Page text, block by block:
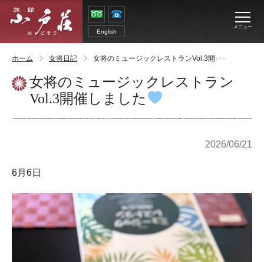
English
メニュー
ホーム 女将日記 女将のミュージックレストランVol.3開･･･
女将のミュージックレストラン
Vol.3開催しました
2026/06/21
6月6日